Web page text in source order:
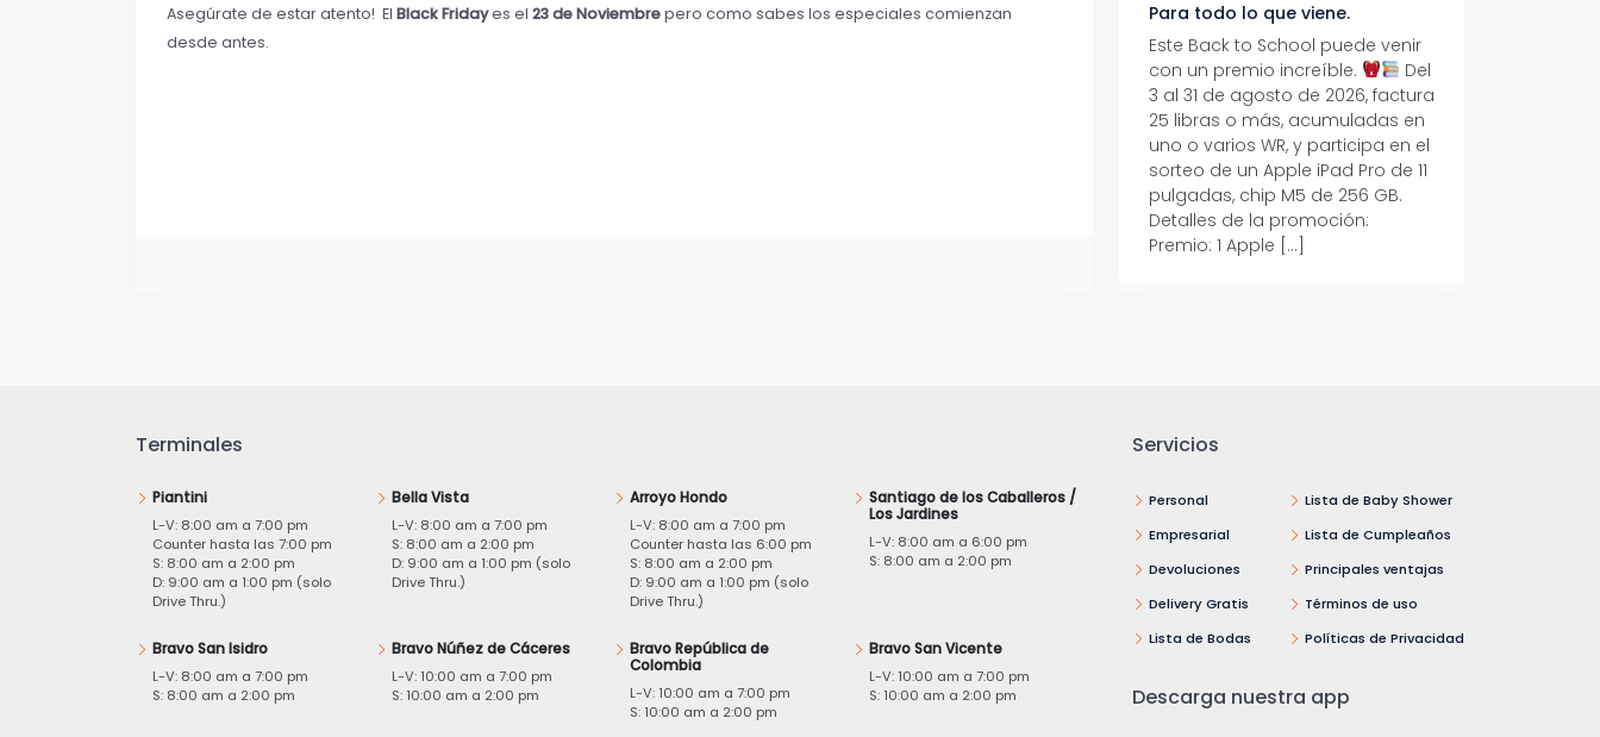
Asegúrate de estar atento! El Black Fridayes el 23 de Noviembrepero como sabes los especiales comienzan
desde antes.
Para todo lo que viene.
Este Back to School puede venir
con un premio increíble.
Del
3 al 31 de agosto de 2026, factura
25 libras o más, acumuladas en
uno o varios WR, y participa en el
sorteo de un Apple iPad Pro de 11
pulgadas, chip M5 de 256 GB.
Detalles de la promoción:
Premio: 1 Apple […]
Terminales
Piantini
L-V: 8:00 am a 7:00 pm
Counter hasta las 7:00 pm
S: 8:00 am a 2:00 pm
D: 9:00 am a 1:00 pm (solo
Drive Thru.)
Bella Vista
L-V: 8:00 am a 7:00 pm
S: 8:00 am a 2:00 pm
D: 9:00 am a 1:00 pm (solo
Drive Thru.)
Arroyo Hondo
L-V: 8:00 am a 7:00 pm
Counter hasta las 6:00 pm
S: 8:00 am a 2:00 pm
D: 9:00 am a 1:00 pm (solo
Drive Thru.)
Santiago de los Caballeros /
Los Jardines
L-V: 8:00 am a 6:00 pm
S: 8:00 am a 2:00 pm
Bravo San Isidro
L-V: 8:00 am a 7:00 pm
S: 8:00 am a 2:00 pm
Bravo Núñez de Cáceres
L-V: 10:00 am a 7:00 pm
S: 10:00 am a 2:00 pm
Bravo República de
Colombia
L-V: 10:00 am a 7:00 pm
S: 10:00 am a 2:00 pm
Bravo San Vicente
L-V: 10:00 am a 7:00 pm
S: 10:00 am a 2:00 pm
Servicios
Personal
Empresarial
Devoluciones
Delivery Gratis
Lista de Bodas
Lista de Baby Shower
Lista de Cumpleaños
Principales ventajas
Términos de uso
Políticas de Privacidad
Descarga nuestra app